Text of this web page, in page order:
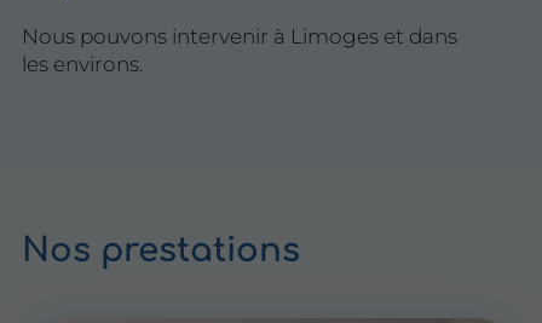
Nous pouvons intervenir à Limoges et dans
les environs.
Nos prestations